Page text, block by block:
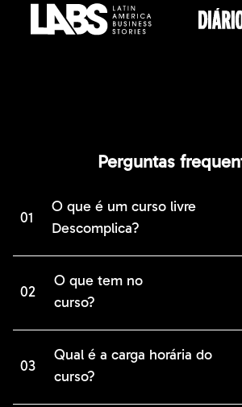
Perguntas
01
O que é um curso livre
Descomplica?
02
O que tem no
curso?
03
Qual é a carga horária do
curso?